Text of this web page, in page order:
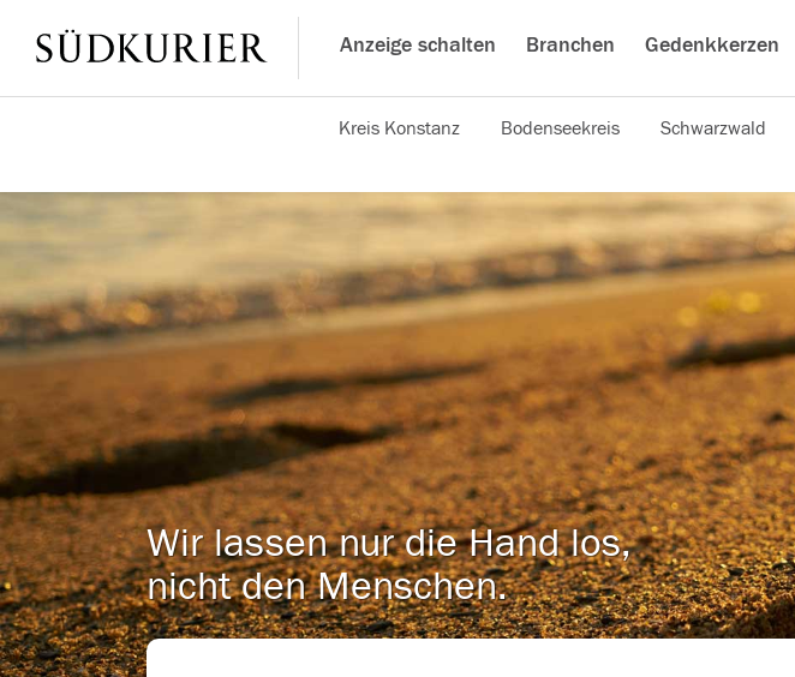
Anzeige schalten Branchen Gedenkkerzen
Kreis Konstanz Bodenseekreis Schwarzwald
Wir lassen nur die Hand los,
nicht den Menschen.